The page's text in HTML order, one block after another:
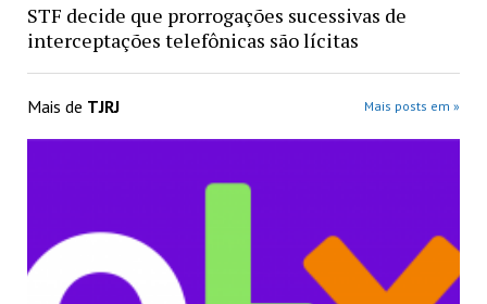
STF decide que prorrogações sucessivas de
interceptações telefônicas são lícitas
Mais de TJRJ Mais posts em »